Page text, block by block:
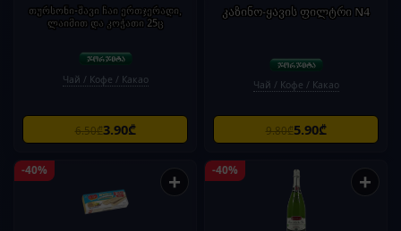
თურსონი-შავი ჩაი ერთჯერადი,
ლაიმით და კოჭათი 25ც
Чай / Кофе / Какао
6.50₾3.90₾
კაზინო-ყავის ფილტრი N4
Чай / Кофе / Какао
9.80₾5.90₾
-40% + -40% +